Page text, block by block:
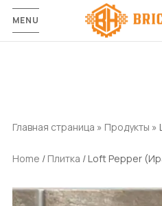
MENU
Главная страница » Продукты »
Home / Плитка / Loft Pepper